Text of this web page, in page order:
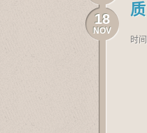
18
NOV
时